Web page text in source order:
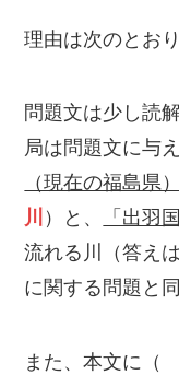
理由は次のとおり
問題文は少し読
局は問題文に与
（現在の福島県）
川 ）と、 「出羽
流れる川（答え
に関する問題と
また、本文に